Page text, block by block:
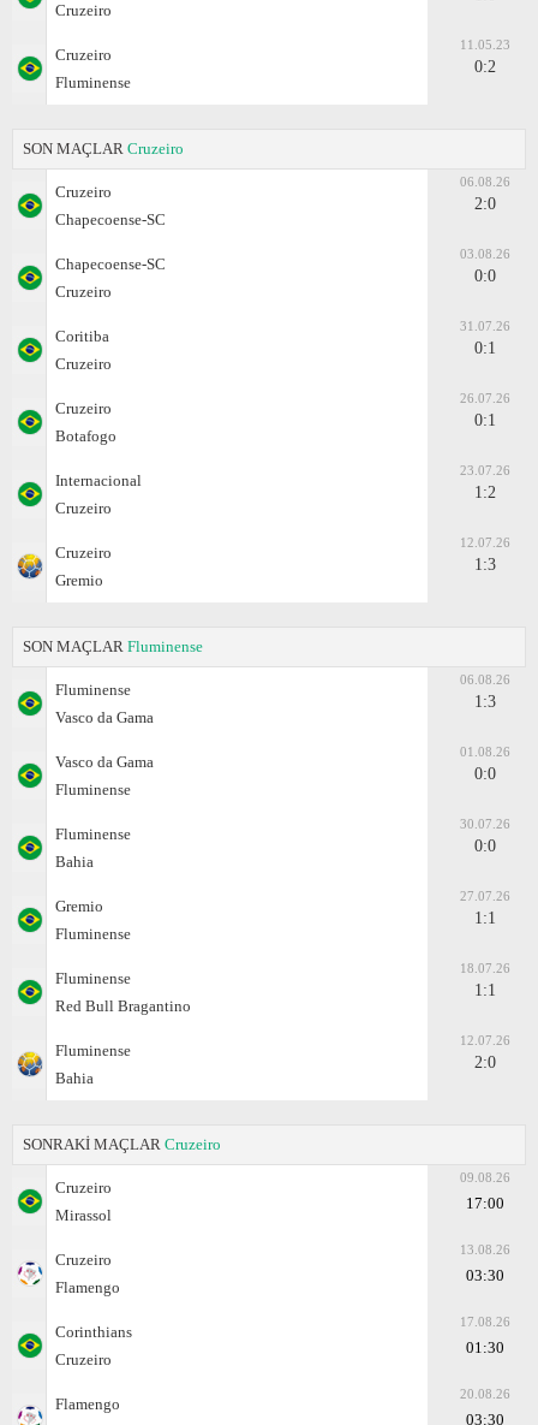
Cruzeiro
Cruzeiro
Fluminense
11.05.23
0:2
SON MAÇLAR Cruzeiro
Cruzeiro
Chapecoense-SC
06.08.26
2:0
Chapecoense-SC
Cruzeiro
03.08.26
0:0
Coritiba
Cruzeiro
31.07.26
0:1
Cruzeiro
Botafogo
26.07.26
0:1
Internacional
Cruzeiro
23.07.26
1:2
Cruzeiro
Gremio
12.07.26
1:3
SON MAÇLAR Fluminense
Fluminense
Vasco da Gama
06.08.26
1:3
Vasco da Gama
Fluminense
01.08.26
0:0
Fluminense
Bahia
30.07.26
0:0
Gremio
Fluminense
27.07.26
1:1
Fluminense
Red Bull Bragantino
18.07.26
1:1
Fluminense
Bahia
12.07.26
2:0
SONRAKİ MAÇLAR Cruzeiro
Cruzeiro
Mirassol
09.08.26
17:00
Cruzeiro
Flamengo
13.08.26
03:30
Corinthians
Cruzeiro
17.08.26
01:30
Flamengo
20.08.26
03:30